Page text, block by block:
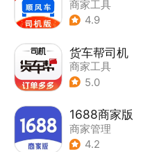
商家工具
4.9
货车帮司机
商家工具
5.0
1688商家版
商家管理
4.2